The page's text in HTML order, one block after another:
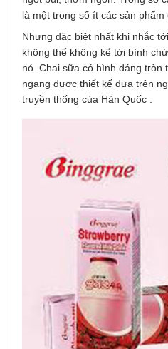
là một trong số ít các sản
Nhưng đặc biệt nhất khi nhắc
không thể không kể tới bình
nó. Chai sữa có hình dáng tròn
ngang được thiết kế dựa trên
truyền thống của Hàn Quốc .